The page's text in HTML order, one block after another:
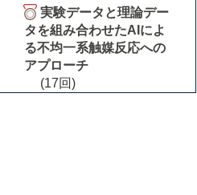
実験データと理論デー
タを組み合わせたAIによ
る不均一系触媒反応への
アプローチ
(17回)